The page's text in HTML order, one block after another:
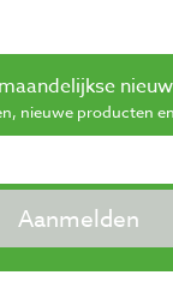
nieuwe producten
Aanmelden